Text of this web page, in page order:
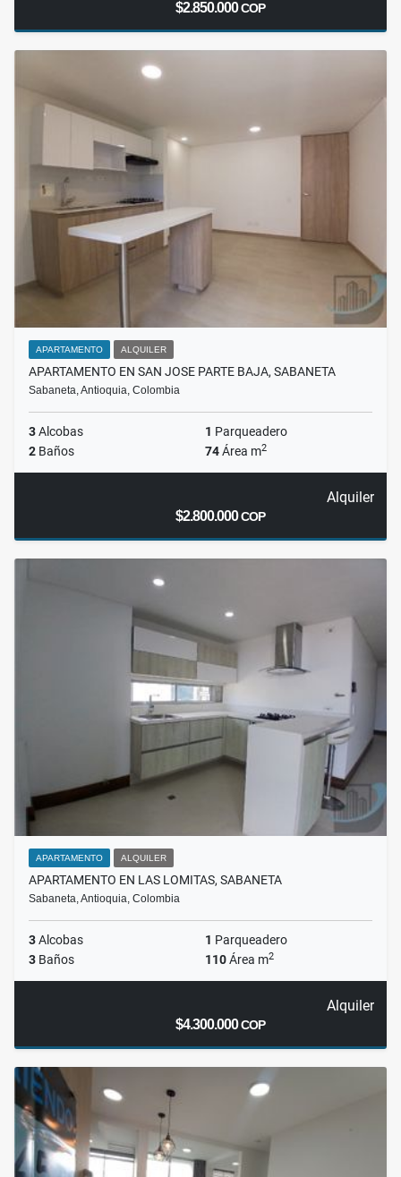
$2.850.000COP
APARTAMENTO ALQUILER
APARTAMENTO EN SAN JOSE PARTE BAJA, SABANETA
Sabaneta, Antioquia, Colombia
3Alcobas 1 Parqueadero
2 Baños 74Área m2
Alquiler
$2.800.000COP
APARTAMENTO ALQUILER
APARTAMENTO EN LAS LOMITAS, SABANETA
Sabaneta, Antioquia, Colombia
3Alcobas 1 Parqueadero
3 Baños 110Área m2
Alquiler
$4.300.000COP